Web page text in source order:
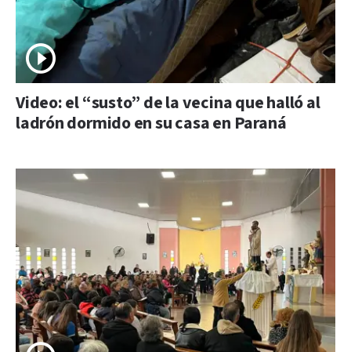
Video: el “susto” de la vecina que halló al
ladrón dormido en su casa en Paraná